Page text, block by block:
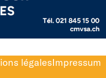
légalesImpressum